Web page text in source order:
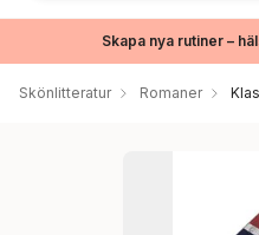
Skapa nya rutiner –
Skönlitteratur Romaner